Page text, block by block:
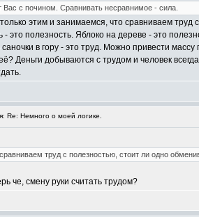
с почином. Сравнивать несравнимое - сила.
этим и занимаемся, что сравниваем
это полезность. Яблоко на дереве - это
в гору - это труд. Можно привести
Деньги добываются с трудом и человек
Re: Немного о моей логике.
труд с полезностью, стоит ли одно
че, смену руки считать трудом?